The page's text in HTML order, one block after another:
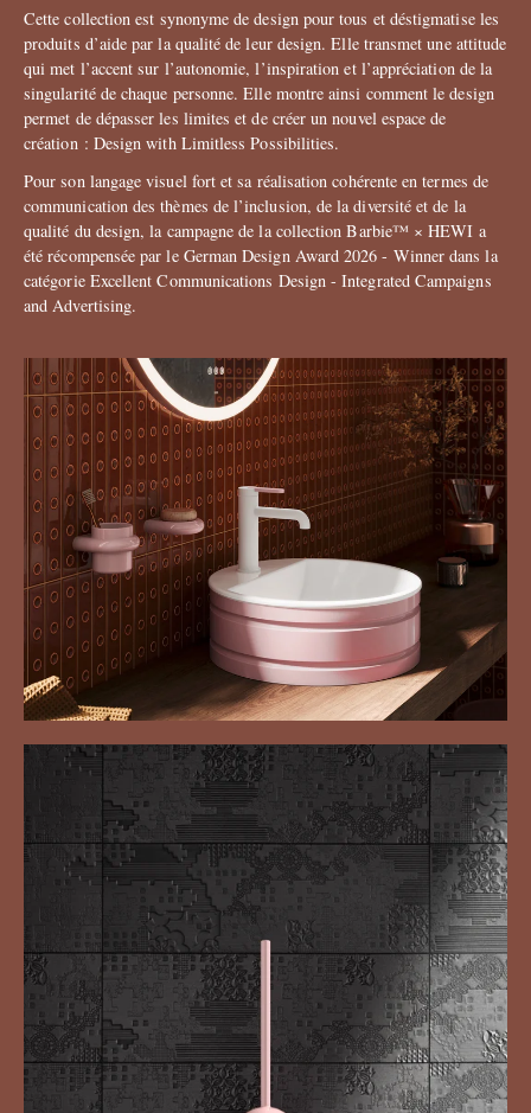
Cette collection est synonyme de design pour tous et déstigmatise les
produits d’aide par la qualité de leur design. Elle transmet une attitude
qui met l’accent sur l’autonomie, l’inspiration et l’appréciation de la
singularité de chaque personne. Elle montre ainsi comment le design
permet de dépasser les limites et de créer un nouvel espace de
création : Design with Limitless Possibilities.
Pour son langage visuel fort et sa réalisation cohérente en termes de
communication des thèmes de l’inclusion, de la diversité et de la
qualité du design, la campagne de la collection Barbie™ × HEWI a
été récompensée par le German Design Award 2026 - Winner dans la
catégorie Excellent Communications Design - Integrated Campaigns
and Advertising.